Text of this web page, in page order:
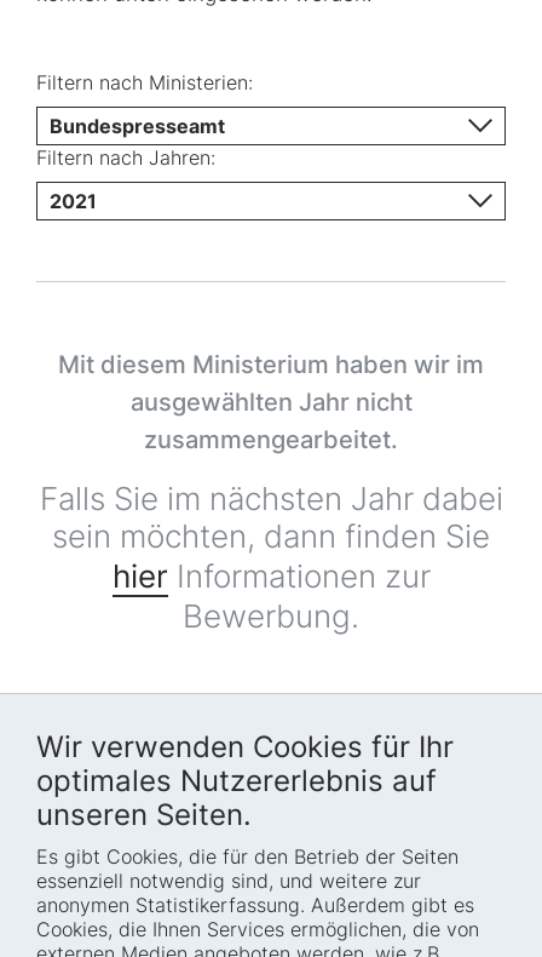
Wir verwenden Cookies für Ihr
optimales Nutzererlebnis auf
unseren Seiten.
Es gibt Cookies, die für den Betrieb der Seiten
essenziell notwendig sind, und weitere zur
anonymen Statistikerfassung. Außerdem gibt es
Cookies, die Ihnen Services ermöglichen, die von
Filtern nach Ministerien:
Bundespresseamt
Filtern nach Jahren:
2021
Mit diesem Ministerium haben wir im
ausgewählten Jahr nicht
zusammengearbeitet.
Falls Sie im nächsten Jahr dabei
sein möchten, dann finden Sie
hier Informationen zur
Bewerbung.
Startseite
Wer wir sind
Wie wir arbeiten
Blog
Presse
Termine